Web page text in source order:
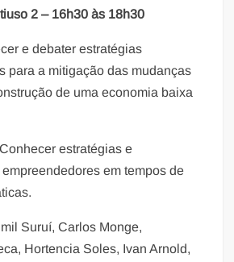
2 – 16h30 às 18h30
e debater estratégias
para a mitigação das mudanças
de uma economia baixa
Conhecer estratégias e
em tempos de
Suruí, Carlos Monge,
Hortencia Soles, Ivan Arnold,